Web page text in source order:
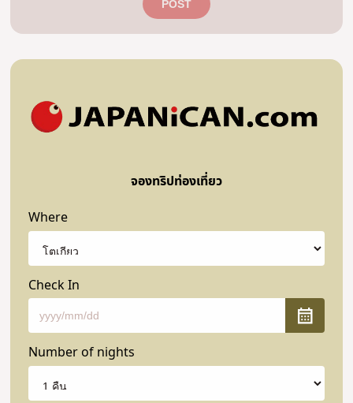
POST
จองทริปท่องเที่ยว
Where
Check In
Number of nights